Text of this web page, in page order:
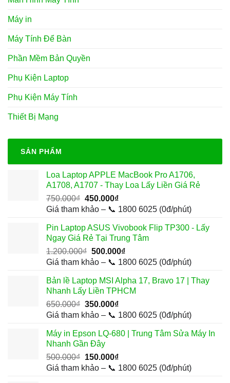
Máy in
Máy Tính Để Bàn
Phần Mềm Bản Quyền
Phụ Kiện Laptop
Phụ Kiện Máy Tính
Thiết Bị Mạng
SẢN PHẨM
Loa Laptop APPLE MacBook Pro A1706,
A1708, A1707 - Thay Loa Lấy Liền Giá Rẻ
750.000₫ Giá
gốc
750.000₫.
450.000₫Giá
hiện
là:
450.000₫.
Giá tham khảo – 📞 1800 6025 (0đ/phút)
Pin Laptop ASUS Vivobook Flip TP300 - Lấy
Ngay Giá Rẻ Tại Trung Tâm
1.200.000₫ Giá
gốc
1.200.000₫.
500.000₫Giá
hiện
là:
500.000₫.
Giá tham khảo – 📞 1800 6025 (0đ/phút)
Bản lề Laptop MSI Alpha 17, Bravo 17 | Thay
Nhanh Lấy Liền TPHCM
650.000₫ Giá
gốc
650.000₫.
350.000₫Giá
hiện
là:
Giá tham khảo – 📞 1800 6025 (0đ/phút)
Máy in Epson LQ-680 | Trung Tâm Sửa Máy In
Nhanh Gần Đây
500.000₫ Giá
gốc
150.000₫Giá
hiện
Giá tham khảo – 📞 1800 6025 (0đ/phút)